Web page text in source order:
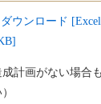
ダウンロード
成計画がない場合